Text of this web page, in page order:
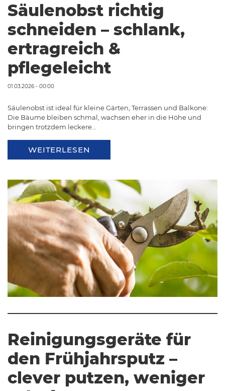
Säulenobst richtig
schneiden – schlank,
ertragreich &
pflegeleicht
01.03.2026 - 00:00
Säulenobst ist ideal für kleine Gärten, Terrassen und Balkone:
Die Bäume bleiben schmal, wachsen eher in die Höhe und
bringen trotzdem leckere…
WEITERLESEN
Reinigungsgeräte für
den Frühjahrsputz –
clever putzen, weniger